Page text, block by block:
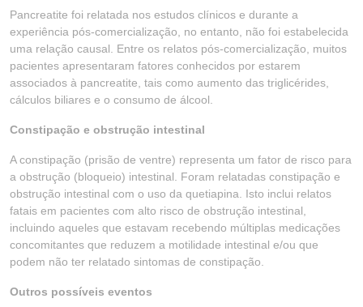
Pancreatite foi relatada nos estudos clínicos e durante a
experiência pós-comercialização, no entanto, não foi estabelecida
uma relação causal. Entre os relatos pós-comercialização, muitos
pacientes apresentaram fatores conhecidos por estarem
associados à pancreatite, tais como aumento das triglicérides,
cálculos biliares e o consumo de álcool.
Constipação e obstrução intestinal
A constipação (prisão de ventre) representa um fator de risco para
a obstrução (bloqueio) intestinal. Foram relatadas constipação e
obstrução intestinal com o uso da quetiapina. Isto inclui relatos
fatais em pacientes com alto risco de obstrução intestinal,
incluindo aqueles que estavam recebendo múltiplas medicações
concomitantes que reduzem a motilidade intestinal e/ou que
podem não ter relatado sintomas de constipação.
Outros possíveis eventos